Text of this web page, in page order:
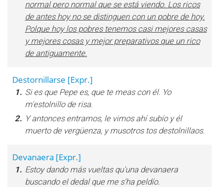
normal pero normal que se está viendo. Los ricos
de antes hoy no se distinguen con un pobre de hoy.
Polque hoy los pobres tenemos casi mejores casas
y mejores cosas y mejor preparativos que un rico
de antiguamente.
Destornillarse [Expr.]
1. Si es que Pepe es, que te meas con él. Yo
m'estolnillo de risa.
2. Y antonces entramos, le vimos ahí subío y él
muerto de vergüenza, y musotros tos destolnillaos.
Devanaera [Expr.]
1. Estoy dando más vueltas qu'una devanaera
buscando el dedal que me s'ha peldío.